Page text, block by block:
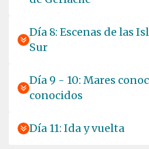
Día 8: Escenas de las
Sur
Día 9 - 10: Mares
conocidos
Día 11: Ida y vuelta